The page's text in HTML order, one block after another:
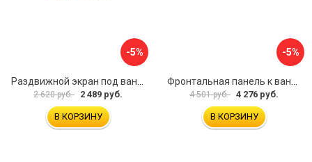
-5%
2 620 руб. 2 489 руб.
В КОРЗИНУ
-5%
4 501 руб. 4 276 руб.
В КОРЗИНУ